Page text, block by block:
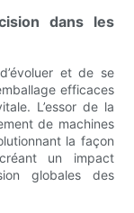
dans les
et de se
efficaces
L’essor de la
de machines
la façon
un impact
globales des